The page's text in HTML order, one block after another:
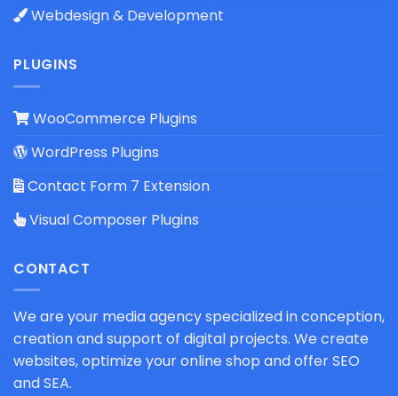
Webdesign & Development
PLUGINS
WooCommerce Plugins
WordPress Plugins
Contact Form 7 Extension
Visual Composer Plugins
CONTACT
We are your media agency specialized in conception,
creation and support of digital projects. We create
websites, optimize your online shop and offer SEO
and SEA.